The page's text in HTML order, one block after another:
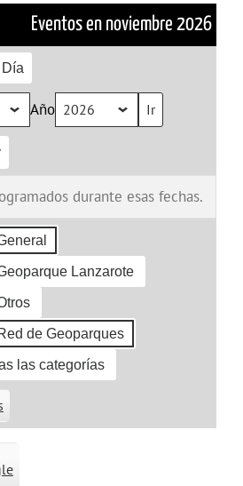
Eventos en noviembre 2026
Día
Año
durante esas fechas.
Lanzarote
de Geoparques
las categorías